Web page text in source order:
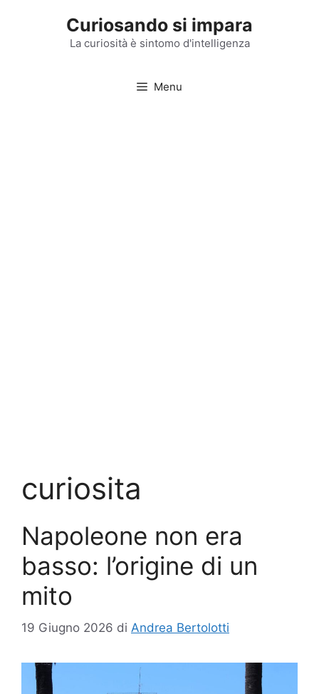
Curiosando si impara
La curiosità è sintomo d'intelligenza
Menu
curiosita
Napoleone non era
basso: l’origine di un
mito
19 Giugno 2026 di Andrea Bertolotti